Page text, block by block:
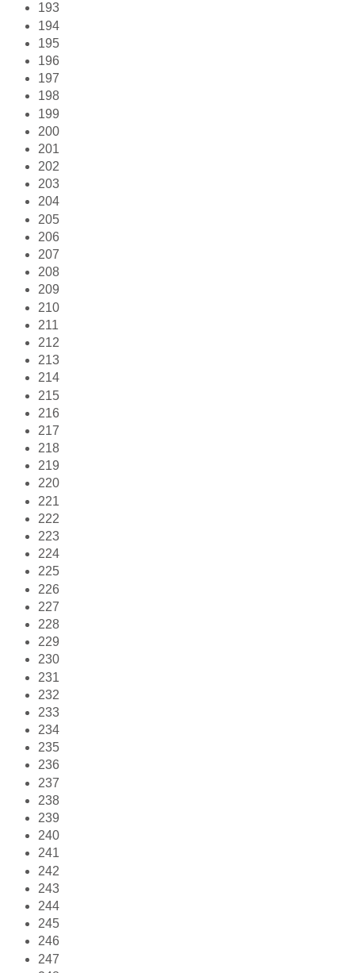
193
194
195
196
197
198
199
200
201
202
203
204
205
206
207
208
209
210
211
212
213
214
215
216
217
218
219
220
221
222
223
224
225
226
227
228
229
230
231
232
233
234
235
236
237
238
239
240
241
242
243
244
245
246
247